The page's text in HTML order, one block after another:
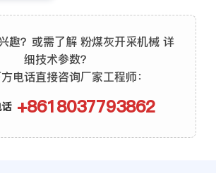
趣？或需了解 粉煤灰开采机械 详
细技术参数？
电话直接咨询厂家工程师：
+8618037793862